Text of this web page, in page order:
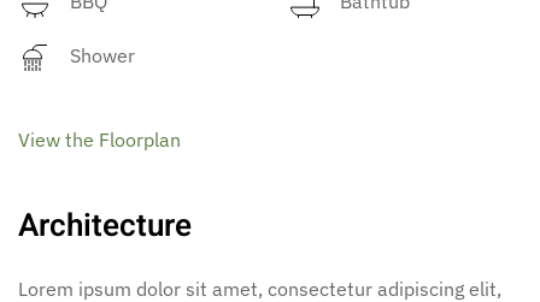
Shower
View the Floorplan
Architecture
Lorem ipsum dolor sit amet, consectetur adipiscing elit,